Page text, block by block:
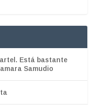
Está bastante
Samudio